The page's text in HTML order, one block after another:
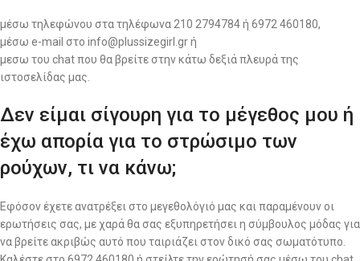
μέσω τηλεφώνου στα τηλέφωνα 210 2794784 ή 6972 460180,
μέσω e-mail στο info@plussizegirl.gr ή
μεσω του chat που θα βρείτε στην κάτω δεξιά πλευρά της
ιστοσελίδας μας.
Δεν είμαι σίγουρη για το μέγεθος μου ή
έχω απορία για το στρώσιμο των
ρούχων, τι να κάνω;
Εφόσον έχετε ανατρέξει στο μεγεθολόγιό μας και παραμένουν οι
ερωτήσεις σας, με χαρά θα σας εξυπηρετήσει η σύμβουλος μόδας για
να βρείτε ακριβώς αυτό που ταιριάζει στον δικό σας σωματότυπο.